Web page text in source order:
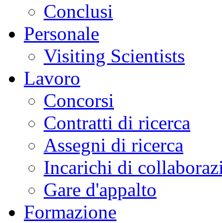
Conclusi
Personale
Visiting Scientists
Lavoro
Concorsi
Contratti di ricerca
Assegni di ricerca
Incarichi di
Gare d'appalto
Formazione